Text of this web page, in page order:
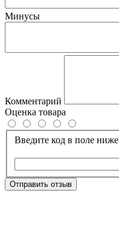
Минусы
Комментарий
Оценка товара
Введите код в поле ниже
Отправить отзыв